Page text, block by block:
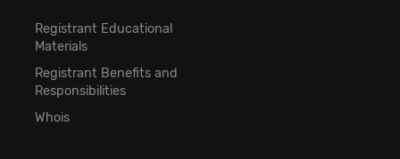
Registrant Educational
Materials
Registrant Benefits and
Responsibilities
Whois